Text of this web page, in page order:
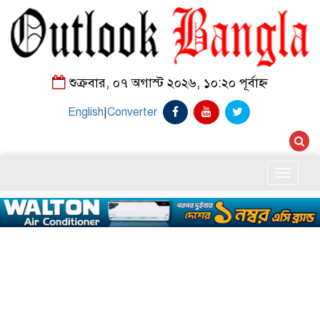
শুক্রবার, ০৭ অগাস্ট ২০২৬, ১০:২০ পূর্বাহ্ন
English|Converter